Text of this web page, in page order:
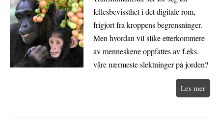
fellesbevissthet i det digitale rom,
frigjort fra kroppens begrensninger.
Men hvordan vil slike etterkommere
av menneskene oppfattes av f.eks.
våre nærmeste slektninger på jorden?
Les mer